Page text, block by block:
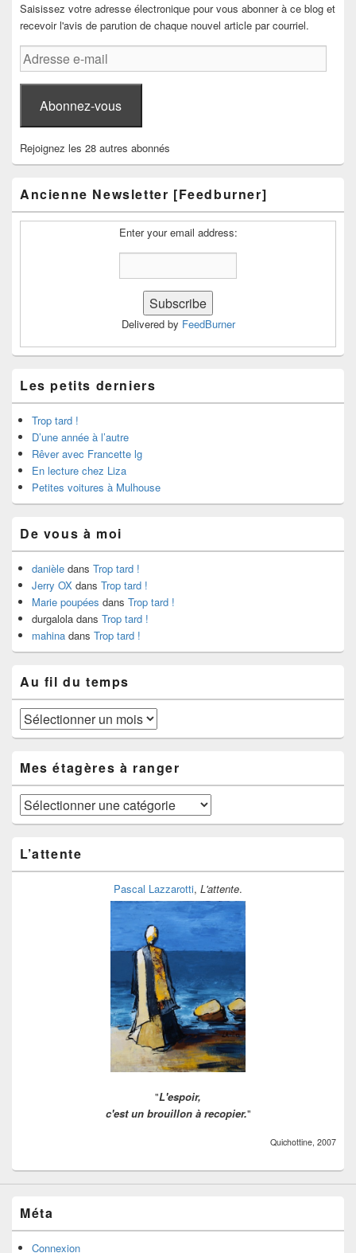
Saisissez votre adresse électronique pour vous abonner à ce blog et
recevoir l'avis de parution de chaque nouvel article par courriel.
Adresse
e-
mail
Abonnez-vous
Rejoignez les 28 autres abonnés
Ancienne Newsletter [Feedburner]
Enter your email address:
Delivered by FeedBurner
Les petits derniers
Trop tard !
D’une année à l’autre
Rêver avec Francette lg
En lecture chez Liza
Petites voitures à Mulhouse
De vous à moi
danièle dans Trop tard !
Jerry OX dans Trop tard !
Marie poupées dans Trop tard !
durgalola dans Trop tard !
mahina dans Trop tard !
Au fil du temps
Au
fil
temps
Mes étagères à ranger
Mes
étagères
ranger
L’attente
Pascal Lazzarotti, L'attente.
"L'espoir,
c'est un brouillon à recopier."
Quichottine, 2007
Méta
Connexion